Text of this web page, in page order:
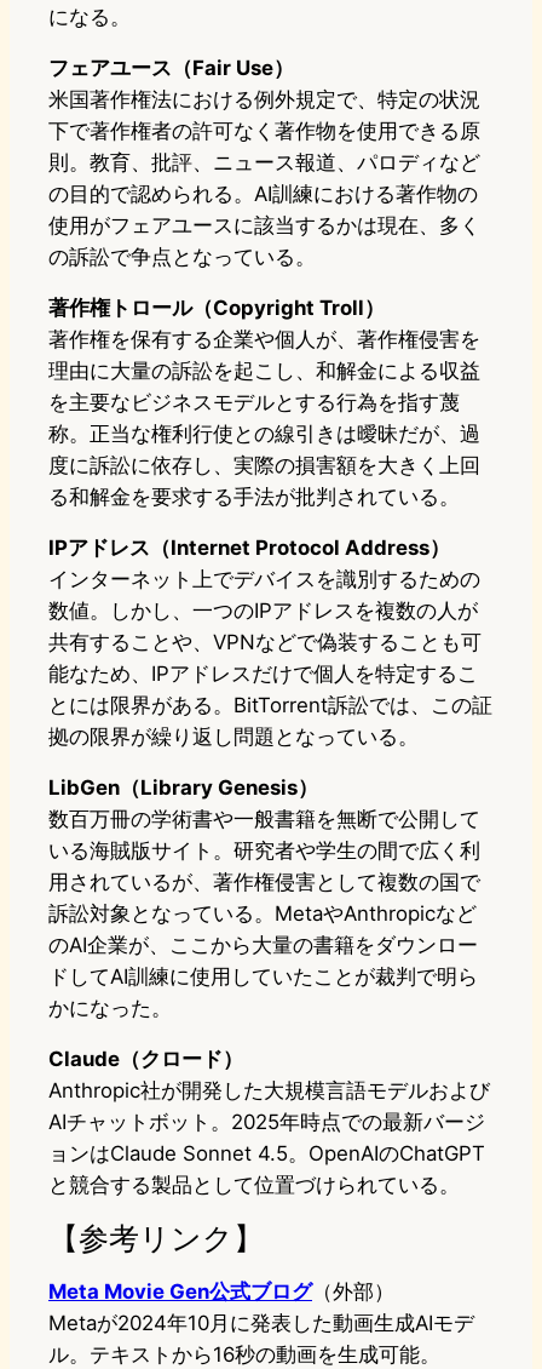
になる。
フェアユース（Fair Use）
米国著作権法における例外規定で、特定の状況
下で著作権者の許可なく著作物を使用できる原
則。教育、批評、ニュース報道、パロディなど
の目的で認められる。AI訓練における著作物の
使用がフェアユースに該当するかは現在、多く
の訴訟で争点となっている。
著作権トロール（Copyright Troll）
著作権を保有する企業や個人が、著作権侵害を
理由に大量の訴訟を起こし、和解金による収益
を主要なビジネスモデルとする行為を指す蔑
称。正当な権利行使との線引きは曖昧だが、過
度に訴訟に依存し、実際の損害額を大きく上回
る和解金を要求する手法が批判されている。
IPアドレス（Internet Protocol Address）
インターネット上でデバイスを識別するための
数値。しかし、一つのIPアドレスを複数の人が
共有することや、VPNなどで偽装することも可
能なため、IPアドレスだけで個人を特定するこ
とには限界がある。BitTorrent訴訟では、この証
拠の限界が繰り返し問題となっている。
LibGen（Library Genesis）
数百万冊の学術書や一般書籍を無断で公開して
いる海賊版サイト。研究者や学生の間で広く利
用されているが、著作権侵害として複数の国で
訴訟対象となっている。MetaやAnthropicなど
のAI企業が、ここから大量の書籍をダウンロー
ドしてAI訓練に使用していたことが裁判で明ら
かになった。
Claude（クロード）
Anthropic社が開発した大規模言語モデルおよび
AIチャットボット。2025年時点での最新バージ
ョンはClaude Sonnet 4.5。OpenAIのChatGPT
と競合する製品として位置づけられている。
【参考リンク】
Meta Movie Gen公式ブログ（外部）
Metaが2024年10月に発表した動画生成AIモデ
ル。テキストから16秒の動画を生成可能。